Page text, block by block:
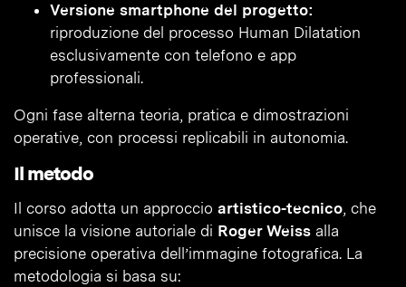
Versione smartphone del progetto:
riproduzione del processo Human Dilatation
esclusivamente con telefono e app
professionali.
Ogni fase alterna teoria, pratica e dimostrazioni
operative, con processi replicabili in autonomia.
Il metodo
Il corso adotta un approccio artistico-tecnico, che
unisce la visione autoriale di Roger Weiss alla
precisione operativa dell’immagine fotografica. La
metodologia si basa su: